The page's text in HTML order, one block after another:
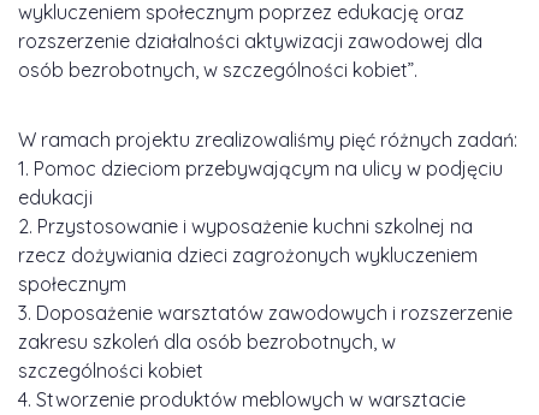
wykluczeniem społecznym poprzez edukację oraz
rozszerzenie działalności aktywizacji zawodowej dla
osób bezrobotnych, w szczególności kobiet”.
W ramach projektu zrealizowaliśmy pięć różnych zadań:
1. Pomoc dzieciom przebywającym na ulicy w podjęciu
edukacji
2. Przystosowanie i wyposażenie kuchni szkolnej na
rzecz dożywiania dzieci zagrożonych wykluczeniem
społecznym
3. Doposażenie warsztatów zawodowych i rozszerzenie
zakresu szkoleń dla osób bezrobotnych, w
szczególności kobiet
4. Stworzenie produktów meblowych w warsztacie